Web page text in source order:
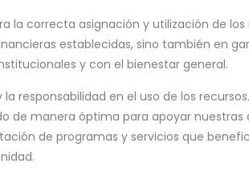
la correcta asignación y utilización de
establecidas, sino también en
y con el bienestar general.
en el uso de los
de manera óptima para apoyar
de programas y servicios que